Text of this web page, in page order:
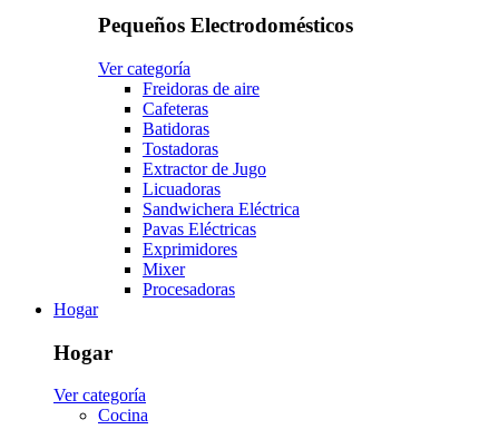
Pequeños Electrodomésticos
Ver categoría
Freidoras de aire
Cafeteras
Batidoras
Tostadoras
Extractor de Jugo
Licuadoras
Sandwichera Eléctrica
Pavas Eléctricas
Exprimidores
Mixer
Procesadoras
Hogar
Hogar
Ver categoría
Cocina